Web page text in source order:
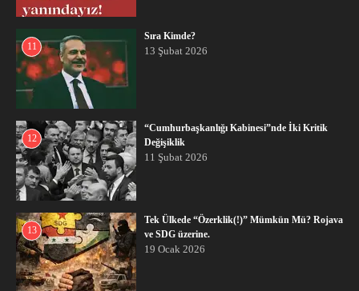
11
Sıra Kimde?
13 Şubat 2026
12
“Cumhurbaşkanlığı Kabinesi”nde İki Kritik
Değişiklik
11 Şubat 2026
13
Tek Ülkede “Özerklik(!)” Mümkün Mü? Rojava
ve SDG üzerine.
19 Ocak 2026